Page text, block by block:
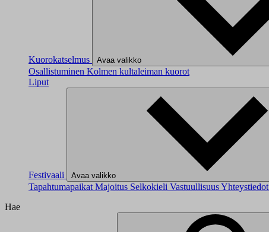
Kuorokatselmus Avaa valikko
Osallistuminen Kolmen kultaleiman kuorot
Liput
Festivaali Avaa valikko
Tapahtumapaikat Majoitus Selkokieli VastuullisuusYhteystiedot
Hae